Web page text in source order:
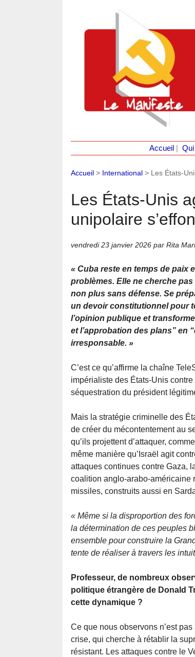
Accueil
Accueil > International > Les États-
Les États-Unis
unipolaire
vendredi 23 janvier 2026 par Rita
« Cuba reste en temps de paix
problèmes. Elle ne cherche pas
non plus sans défense. Se
un devoir constitutionnel pour
l’opinion publique et
et l’approbation des plans” en
irresponsable. »
C’est ce qu’affirme la chaîne
impérialiste des États-Unis
séquestration du président
Mais la stratégie criminelle des
de créer du mécontentement au
qu’ils projettent d’attaquer,
même manière qu’Israël agit
attaques continues contre Gaza,
coalition anglo-arabo-américaine
missiles, construits aussi en
« Même si la disproportion des
la détermination de ces peuples
ensemble pour construire la
tente de réaliser à travers les
Professeur, de nombreux
politique étrangère de Donald
cette dynamique ?
Ce que nous observons n’est
crise, qui cherche à rétablir la
résistant. Les attaques contre le